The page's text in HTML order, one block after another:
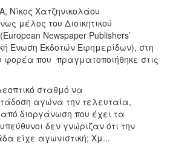
Νίκος Χατζηνικολάου
μέλος του Διοικητικού
Newspaper Publishers’
Ένωση Εκδοτών Εφημερίδων), στη
φορέα που πραγματοποιήθηκε στις
σταθμό να
αγώνα την τελευταία,
από διοργάνωση που έχει τα
δεν γνώριζαν ότι την
είχε αγωνιστική; Xμ...